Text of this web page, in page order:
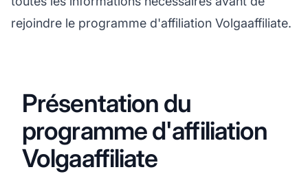
rejoindre le programme d'affiliation Volgaaffiliate.
Présentation du
programme d'affiliation
Volgaaffiliate